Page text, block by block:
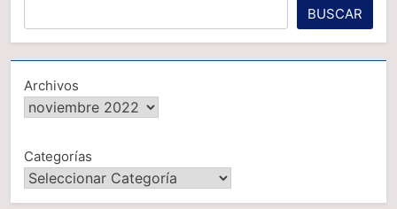
BUSCAR
Archivos
Categorías